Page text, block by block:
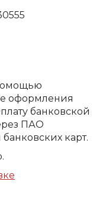
оформления
банковской
ПАО
карт.